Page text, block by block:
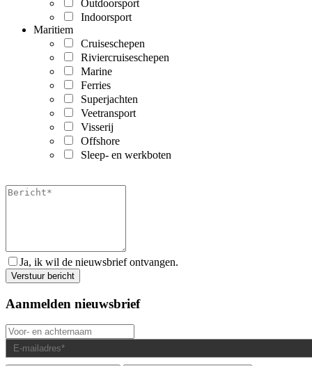
Outdoorsport
Indoorsport
Maritiem
Cruiseschepen
Riviercruiseschepen
Marine
Ferries
Superjachten
Veetransport
Visserij
Offshore
Sleep- en werkboten
Ja, ik wil de nieuwsbrief ontvangen.
Aanmelden nieuwsbrief